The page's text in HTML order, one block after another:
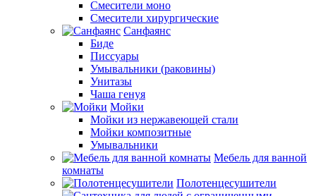
Смесители моно
Смесители хирургические
Санфаянс
Биде
Писсуары
Умывальники (раковины)
Унитазы
Чаша генуя
Мойки
Мойки из нержавеющей стали
Мойки композитные
Умывальники
Мебель для ванной
комнаты
Полотенцесушители